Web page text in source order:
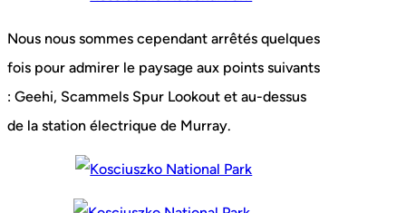
Nous nous sommes cependant arrêtés quelques
fois pour admirer le paysage aux points suivants
: Geehi, Scammels Spur Lookout et au-dessus
de la station électrique de Murray.